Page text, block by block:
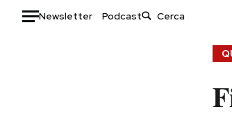
Newsletter Podcast